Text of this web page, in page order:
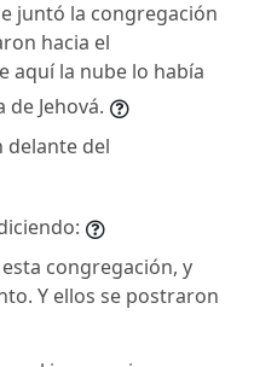
juntó la congregación
hacia el
aquí la nube lo había
Jehová.
delante del
congregación, y
Y ellos se postraron